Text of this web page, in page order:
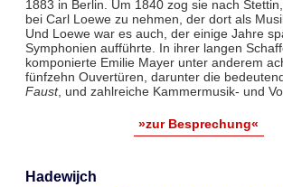
1883 in Berlin. Um 1840 zog sie nach
bei Carl Loewe zu nehmen, der dort als
Und Loewe war es auch, der einige Jahre
Symphonien aufführte. In ihrer langen
komponierte Emilie Mayer unter anderem
fünfzehn Ouvertüren, darunter die
Faust, und zahlreiche Kammermusik- und
»zur Besprechung«
Hadewijch